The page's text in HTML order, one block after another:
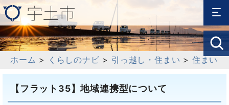
ホーム > くらしのナビ > 引っ越し・住まい > 住まい
【フラット35】地域連携型について